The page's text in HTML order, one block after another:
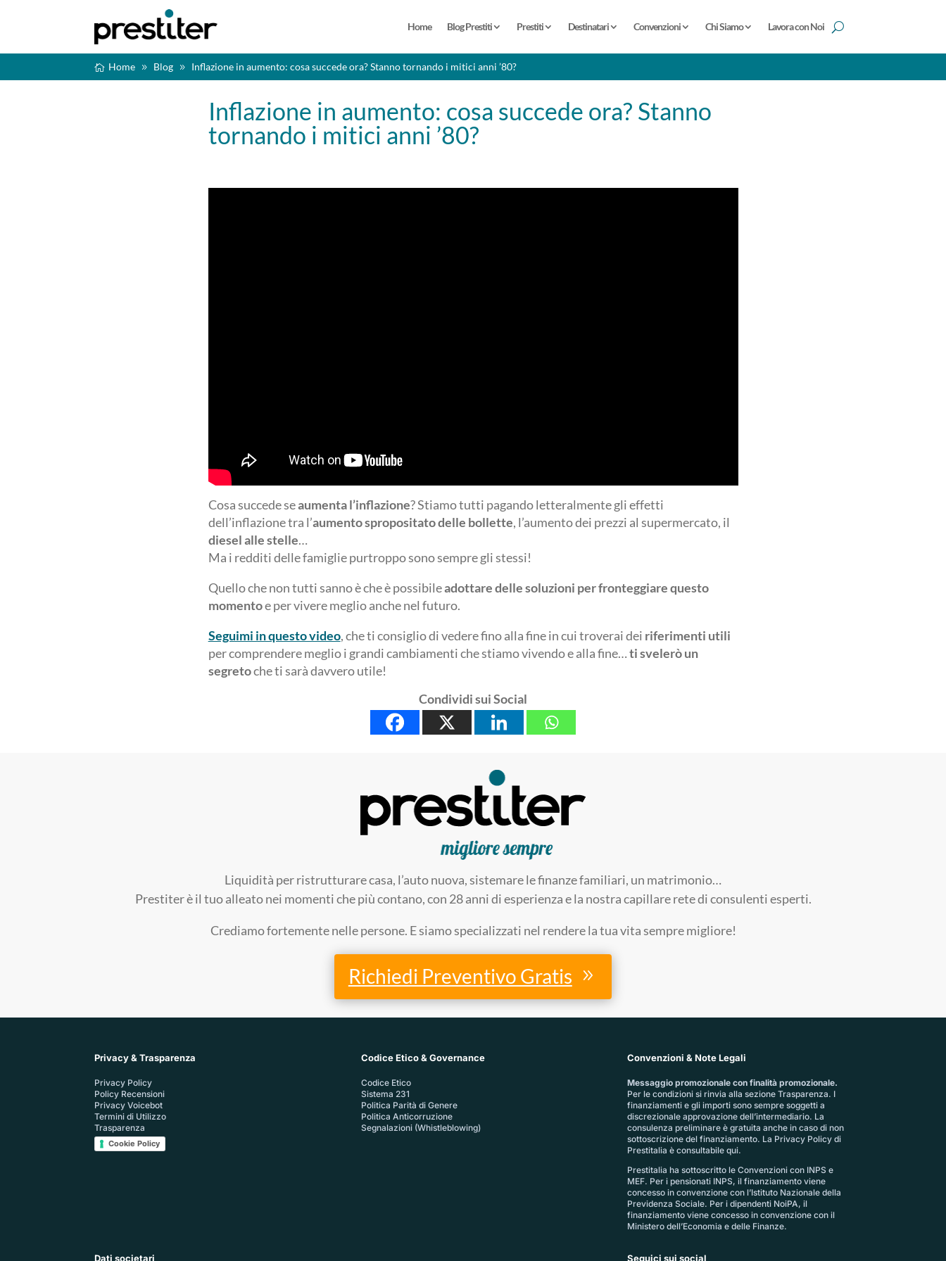
Home Blog Prestiti Prestiti Destinatari Convenzioni Chi Siamo Lavora con Noi
Home Blog Inflazione in aumento: cosa succede ora? Stanno tornando i mitici anni ’80?
Inflazione in aumento: cosa succede ora? Stanno
tornando i mitici anni ’80?
Cosa succede seaumenta l’inflazione? Stiamo tutti pagando letteralmente gli effetti
dell’inflazione tra l’aumento spropositato delle bollette, l’aumento dei prezzi al supermercato, il
diesel alle stelle…
Ma i redditi delle famiglie purtroppo sono sempre gli stessi!
Quello che non tutti sanno è che è possibileadottare delle soluzioni per fronteggiare questo
momentoe per vivere meglio anche nel futuro.
Seguimi in questo video, che ti consiglio di vedere fino alla fine in cui troverai dei riferimenti utili
per comprendere meglio i grandi cambiamenti che stiamo vivendo e alla fine…ti svelerò un
segretoche ti sarà davvero utile!
Condividi sui Social
Liquidità per ristrutturare casa, l’auto nuova, sistemare le finanze familiari, un matrimonio…
Prestiter è il tuo alleato nei momenti che più contano, con 28 anni di esperienza e la nostra capillare rete di consulenti esperti.
Crediamo fortemente nelle persone. E siamo specializzati nel rendere la tua vita sempre migliore!
Richiedi Preventivo Gratis
Privacy & Trasparenza
Privacy Policy
Policy Recensioni
Privacy Voicebot
Termini di Utilizzo
Trasparenza
Cookie Policy
Codice Etico & Governance
Codice Etico
Sistema 231
Politica Parità di Genere
Politica Anticorruzione
Segnalazioni (Whistleblowing)
Convenzioni & Note Legali
Messaggio promozionale con finalità promozionale.
Per le condizioni si rinvia alla sezione Trasparenza. I
finanziamenti e gli importi sono sempre soggetti a
discrezionale approvazione dell’intermediario. La
consulenza preliminare è gratuita anche in caso di non
sottoscrizione del finanziamento. La Privacy Policy di
Prestitalia è consultabile qui.
Prestitalia ha sottoscritto le Convenzioni con INPS e
MEF. Per i pensionati INPS, il finanziamento viene
concesso in convenzione con l’Istituto Nazionale della
Previdenza Sociale. Per i dipendenti NoiPA, il
finanziamento viene concesso in convenzione con il
Ministero dell’Economia e delle Finanze.
Dati societari Seguici sui social